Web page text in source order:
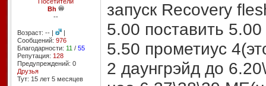
Bh
--
Возраст: -- |
|
Сообщений: 976
Благодарности: 11 / 55
Репутация: 128
Предупреждений: 0
Друзья
Тут: 15 лет 5 месяцев
запуск Recovery
5.00 поставить
5.50 прометиус
2 даунгрэйд до